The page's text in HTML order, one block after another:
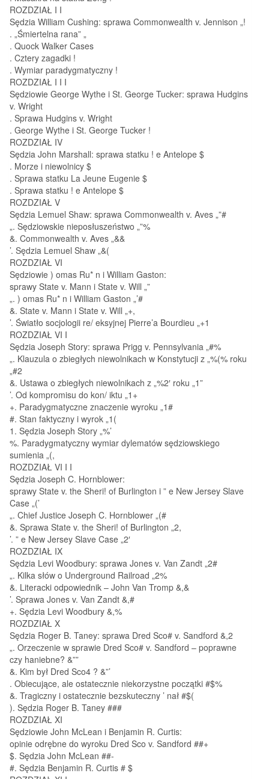
ROZDZIAŁ I I
Sędzia William Cushing: sprawa Commonwealth v. Jennison „!
. „Śmiertelna rana” „
. Quock Walker Cases 
. Cztery zagadki !
. Wymiar paradygmatyczny !
ROZDZIAŁ I I I
Sędziowie George Wythe i St. George Tucker: sprawa Hudgins
v. Wright 
. Sprawa Hudgins v. Wright 
. George Wythe i St. George Tucker !
ROZDZIAŁ IV
Sędzia John Marshall: sprawa statku ! e Antelope $
. Morze i niewolnicy $
. Sprawa statku La Jeune Eugenie $
. Sprawa statku ! e Antelope $
ROZDZIAŁ V
Sędzia Lemuel Shaw: sprawa Commonwealth v. Aves „”#
„. Sędziowskie nieposłuszeństwo „”%
&. Commonwealth v. Aves „&&
’. Sędzia Lemuel Shaw „&(
ROZDZIAŁ VI
Sędziowie ) omas Ru* n i William Gaston:
sprawy State v. Mann i State v. Will „”
„. ) omas Ru* n i William Gaston „’#
&. State v. Mann i State v. Will „+,
’. Światło socjologii re/ eksyjnej Pierre’a Bourdieu „+1
ROZDZIAŁ VI I
Sędzia Joseph Story: sprawa Prigg v. Pennsylvania „#%
„. Klauzula o zbiegłych niewolnikach w Konstytucji z „%(% roku
„#2
&. Ustawa o zbiegłych niewolnikach z „%2′ roku „1”
’. Od kompromisu do kon/ iktu „1+
+. Paradygmatyczne znaczenie wyroku „1#
#. Stan faktyczny i wyrok „1(
1. Sędzia Joseph Story „%’
%. Paradygmatyczny wymiar dylematów sędziowskiego
sumienia „(,
ROZDZIAŁ VI I I
Sędzia Joseph C. Hornblower:
sprawy State v. the Sheri! of Burlington i ” e New Jersey Slave
Case „(’
„. Chief Justice Joseph C. Hornblower „(#
&. Sprawa State v. the Sheri! of Burlington „2,
’. ” e New Jersey Slave Case „2′
ROZDZIAŁ IX
Sędzia Levi Woodbury: sprawa Jones v. Van Zandt „2#
„. Kilka słów o Underground Railroad „2%
&. Literacki odpowiednik – John Van Tromp &,&
’. Sprawa Jones v. Van Zandt &,#
+. Sędzia Levi Woodbury &,%
ROZDZIAŁ X
Sędzia Roger B. Taney: sprawa Dred Sco# v. Sandford &,2
„. Orzeczenie w sprawie Dred Sco# v. Sandford – poprawne
czy haniebne? &””
&. Kim był Dred Sco4 ? &”’
. Obiecujące, ale ostatecznie niekorzystne początki #$%
&. Tragiczny i ostatecznie bezskuteczny ’ nał #$(
). Sędzia Roger B. Taney ###
ROZDZIAŁ XI
Sędziowie John McLean i Benjamin R. Curtis:
opinie odrębne do wyroku Dred Sco v. Sandford ##+
$. Sędzia John McLean ##-
#. Sędzia Benjamin R. Curtis # $